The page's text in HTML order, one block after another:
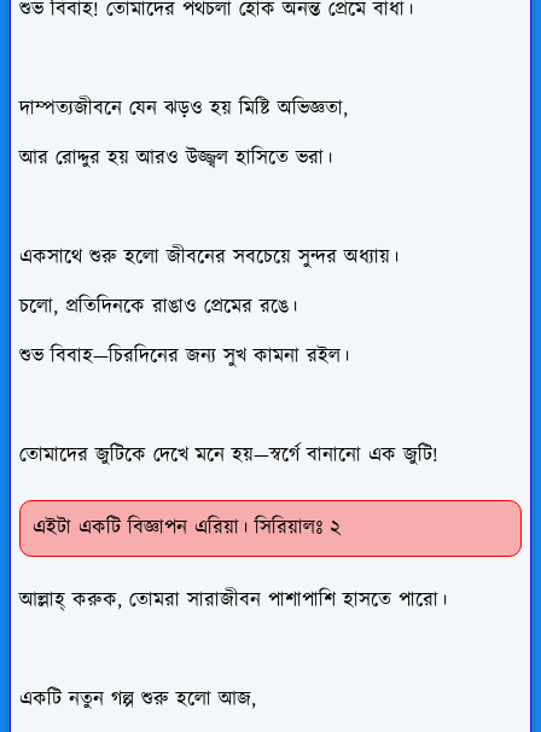
শুভ বিবাহ! তোমাদের পথচলা হোক অনন্ত প্রেমে বাঁধা।
দাম্পত্যজীবনে যেন ঝড়ও হয় মিষ্টি অভিজ্ঞতা,
আর রোদ্দুর হয় আরও উজ্জ্বল হাসিতে ভরা।
একসাথে শুরু হলো জীবনের সবচেয়ে সুন্দর অধ্যায়।
চলো, প্রতিদিনকে রাঙাও প্রেমের রঙে।
শুভ বিবাহ—চিরদিনের জন্য সুখ কামনা রইল।
তোমাদের জুটিকে দেখে মনে হয়—স্বর্গে বানানো এক জুটি!
এইটা একটি বিজ্ঞাপন এরিয়া। সিরিয়ালঃ ২
আল্লাহ্ করুক, তোমরা সারাজীবন পাশাপাশি হাসতে পারো।
একটি নতুন গল্প শুরু হলো আজ,